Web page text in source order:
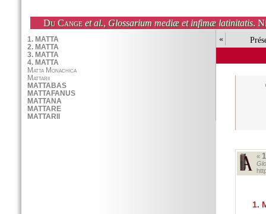
Du Cange et al., Glossarium mediæ et infimæ latinitatis.
«
«
1.